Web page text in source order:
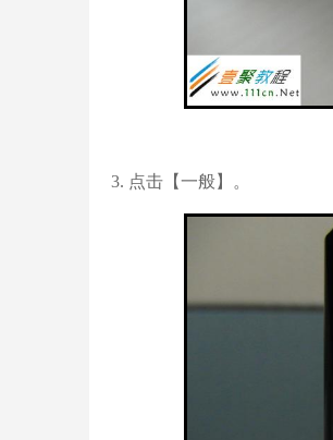
3. 点击【一般】。